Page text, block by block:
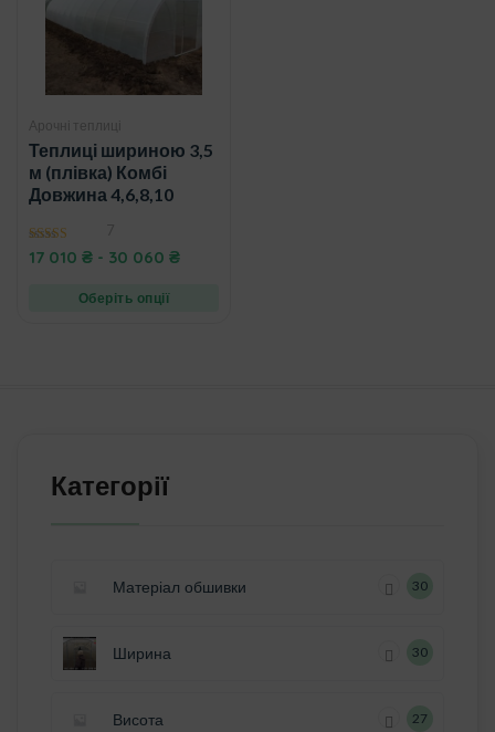
Арочні теплиці
Теплиці шириною 3,5
м (плівка) Комбі
Довжина 4,6,8,10
4.60
out of 5
17 010 ₴ - 30 060 ₴
Оберіть опції
Категорії
Матеріал обшивки 30
Ширина 30
Висота 27